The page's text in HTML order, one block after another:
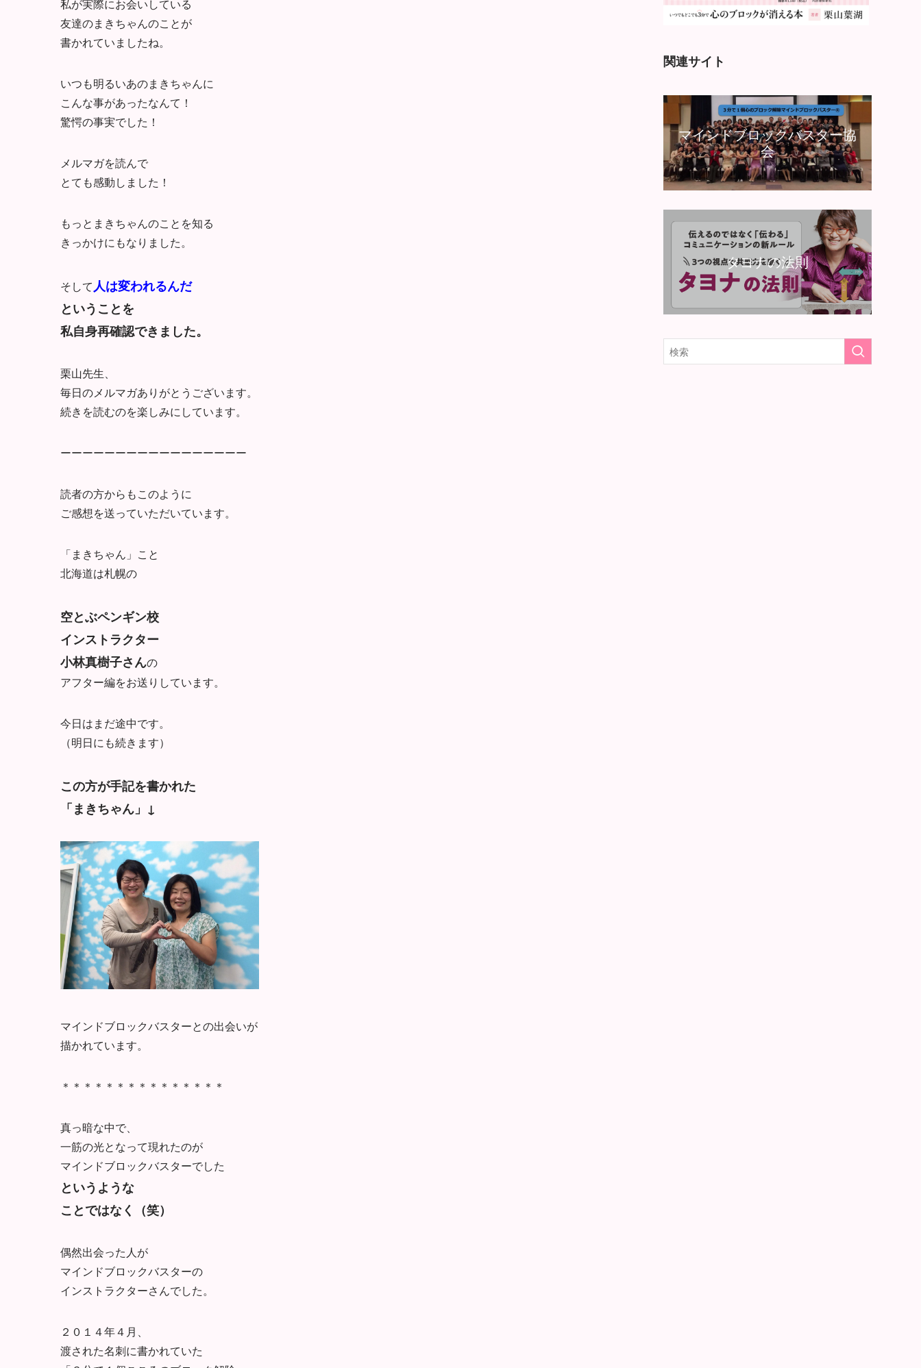
私が実際にお会いしている
友達のまきちゃんのことが
書かれていましたね。
いつも明るいあのまきちゃんに
こんな事があったなんて！
驚愕の事実でした！
メルマガを読んで
とても感動しました！
もっとまきちゃんのことを知る
きっかけにもなりました。
そして人は変われるんだ
ということを
私自身再確認できました。
栗山先生、
毎日のメルマガありがとうございます。
続きを読むのを楽しみにしています。
ーーーーーーーーーーーーーーーーー
読者の方からもこのように
ご感想を送っていただいています。
「まきちゃん」こと
北海道は札幌の
空とぶペンギン校
インストラクター
小林真樹子さんの
アフター編をお送りしています。
今日はまだ途中です。
（明日にも続きます）
この方が手記を書かれた
「まきちゃん」↓
マインドブロックバスターとの出会いが
描かれています。
＊＊＊＊＊＊＊＊＊＊＊＊＊＊＊
真っ暗な中で、
一筋の光となって現れたのが
マインドブロックバスターでした
というような
ことではなく（笑）
偶然出会った人が
マインドブロックバスターの
インストラクターさんでした。
２０１４年４月、
渡された名刺に書かれていた
関連サイト
マインドブロックバスター協
会
タヨナの法則